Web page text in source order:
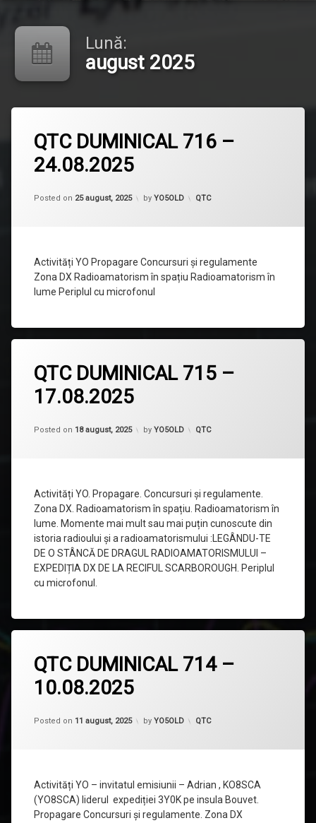
Lună:
august 2025
QTC DUMINICAL 716 –
24.08.2025
Posted on 25 august, 2025 by YO5OLD Categorii:
QTC
Activități YO Propagare Concursuri și regulamente
Zona DX Radioamatorism în spațiu Radioamatorism în
lume Periplul cu microfonul
un
comentariu
la
QTC
716
QTC DUMINICAL 715 –
17.08.2025
Posted on 18 august, 2025
Updated on 26 august, 2025
by YO5OLD Categorii:
QTC
Activități YO. Propagare. Concursuri și regulamente.
Zona DX. Radioamatorism în spațiu. Radioamatorism în
lume. Momente mai mult sau mai puțin cunoscute din
istoria radioului și a radioamatorismului :LEGÂNDU-TE
DE O STÂNCĂ DE DRAGUL RADIOAMATORISMULUI –
EXPEDIȚIA DX DE LA RECIFUL SCARBOROUGH. Periplul
cu microfonul.
un
comentariu
la
QTC
715
QTC DUMINICAL 714 –
10.08.2025
Posted on 11 august, 2025
Updated on 11 august, 2025
by YO5OLD Categorii:
QTC
Activități YO – invitatul emisiunii – Adrian , KO8SCA
(YO8SCA) liderul expediției 3Y0K pe insula Bouvet.
Propagare Concursuri și regulamente. Zona DX
un
comentariu
la
QTC
714